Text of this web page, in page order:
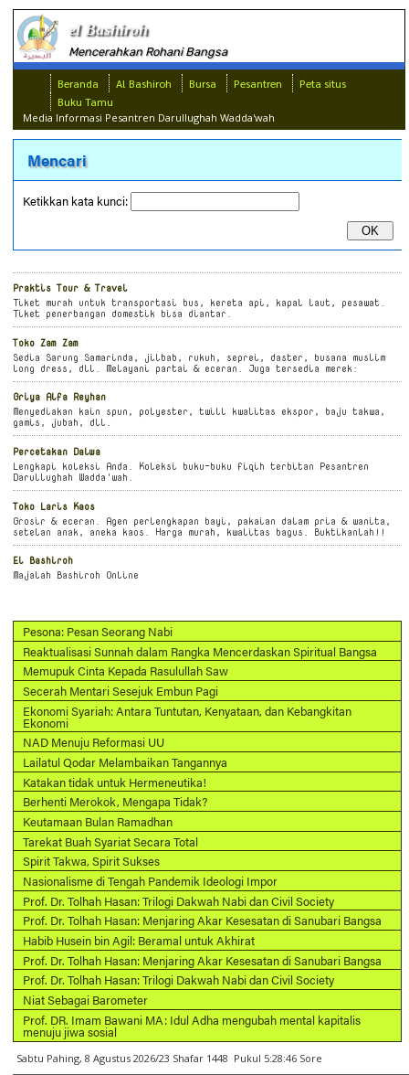
el Bashiroh
Mencerahkan Rohani Bangsa
Beranda Al Bashiroh Bursa Pesantren
Peta situs
Buku Tamu
Media Informasi Pesantren Darullughah Wadda'wah
Mencari
Ketikkan kata kunci:
Praktis Tour & Travel
Tiket murah untuk transportasi bus, kereta api, kapal laut, pesawat.
Tiket penerbangan domestik bisa diantar.
Toko Zam Zam
Sedia Sarung Samarinda, jilbab, rukuh, seprei, daster, busana muslim
long dress, dll. Melayani partai & eceran. Juga tersedia merek:
Griya Alfa Reyhan
Menyediakan kain spun, polyester, twill kwalitas ekspor, baju takwa,
gamis, jubah, dll.
Percetakan Dalwa
Lengkapi koleksi Anda. Koleksi buku-buku fiqih terbitan Pesantren
Darullughah Wadda'wah.
Toko Laris Kaos
Grosir & eceran. Agen perlengkapan bayi, pakaian dalam pria & wanita,
setelan anak, aneka kaos. Harga murah, kwalitas bagus. Buktikanlah!!
El Bashiroh
Majalah Bashiroh Online
Pesona: Pesan Seorang Nabi
Reaktualisasi Sunnah dalam Rangka Mencerdaskan Spiritual Bangsa
Memupuk Cinta Kepada Rasulullah Saw
Secerah Mentari Sesejuk Embun Pagi
Ekonomi Syariah: Antara Tuntutan, Kenyataan, dan Kebangkitan
Ekonomi
NAD Menuju Reformasi UU
Lailatul Qodar Melambaikan Tangannya
Katakan tidak untuk Hermeneutika!
Berhenti Merokok, Mengapa Tidak?
Keutamaan Bulan Ramadhan
Tarekat Buah Syariat Secara Total
Spirit Takwa, Spirit Sukses
Nasionalisme di Tengah Pandemik Ideologi Impor
Prof. Dr. Tolhah Hasan: Trilogi Dakwah Nabi dan Civil Society
Prof. Dr. Tolhah Hasan: Menjaring Akar Kesesatan di Sanubari Bangsa
Habib Husein bin Agil: Beramal untuk Akhirat
Prof. Dr. Tolhah Hasan: Menjaring Akar Kesesatan di Sanubari Bangsa
Prof. Dr. Tolhah Hasan: Trilogi Dakwah Nabi dan Civil Society
Niat Sebagai Barometer
Prof. DR. Imam Bawani MA: Idul Adha mengubah mental kapitalis
menuju jiwa sosial
Sabtu Pahing, 8 Agustus 2026/23 Shafar 1448 Pukul 5:28:46 Sore